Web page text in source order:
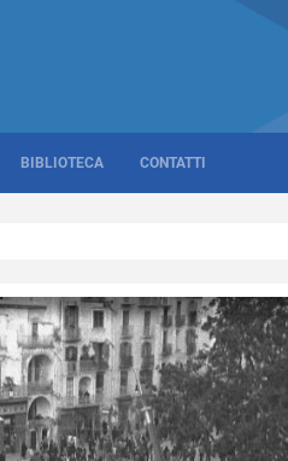
BIBLIOTECA CONTATTI